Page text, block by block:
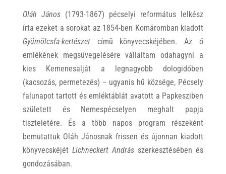
Oláh János (1793-1867) pécselyi református lelkész
írta ezeket a sorokat az 1854-ben Komáromban kiadott
Gyümölcsfa-kertészetcímű könyvecskéjében. Az ő
emlékének megsüvegelésére vállaltam odahagyni a
kies Kemenesalját a legnagyobb dologidőben
(kacsozás, permetezés) – ugyanis hű községe, Pécsely
falunapot tartott és emléktáblát avatott a Papkesziben
született és Nemespécselyen meghalt papja
tiszteletére. És a több napos program részeként
bemutattuk Oláh Jánosnak frissen és újonnan kiadott
könyvecskéjét Lichneckert András szerkesztésében és
gondozásában.